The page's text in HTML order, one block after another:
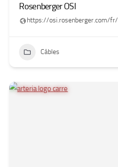
Rosenberger OSI
https://osi.rosenberger.com/fr/
Câbles